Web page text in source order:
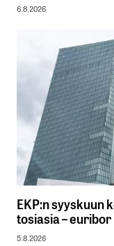
6.8.2026
EKP:n syyskuun
tosiasia –
5.8.2026